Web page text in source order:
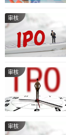
审核
审核
审核